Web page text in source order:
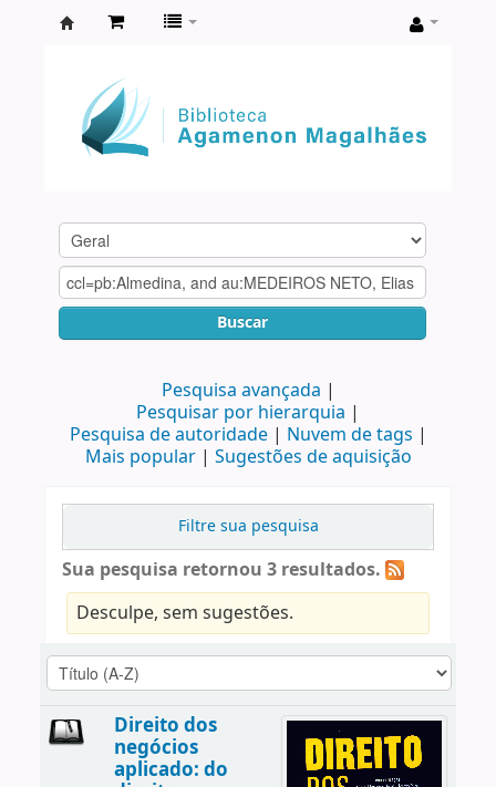
Agamenon
Magalhães
Buscar
Pesquisa avançada
Pesquisar por hierarquia
Pesquisa de autoridade
Nuvem de tags
Mais popular
Sugestões de aquisição
Filtre sua pesquisa
Sua pesquisa retornou 3 resultados.
Desculpe, sem sugestões.
Direito dos
negócios
aplicado: do